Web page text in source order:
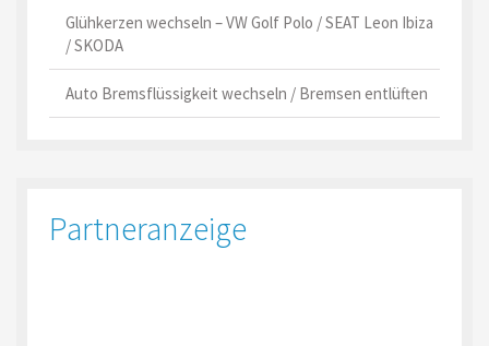
Glühkerzen wechseln – VW Golf Polo / SEAT Leon Ibiza
/ SKODA
Auto Bremsflüssigkeit wechseln / Bremsen entlüften
Partneranzeige